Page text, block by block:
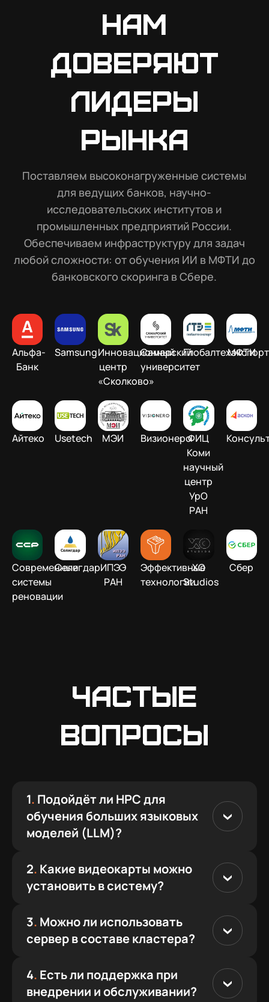
Нам
доверяют
лидеры
рынка
Поставляем высоконагруженные системы
для ведущих банков, научно-
исследовательских институтов и
промышленных предприятий России.
Обеспечиваем инфраструктуру для задач
любой сложности: от обучения ИИ в МФТИ до
банковского скоринга в Сбере.
Альфа-
Банк
SamsungИнновационный
центр
«Сколково»
Самарский
университет
Глобалтехэкспорт
МФТИ
Айтеко Usetech МЭИ ВизионероФИЦ
Коми
научный
центр
УрО
РАН
Современные
системы
реновации
СелигдарИПЭЭ
РАН
Эффективные
технологии
XO
Studios
Сбер
Частые
вопросы
1. Подойдёт ли HPC для
обучения больших языковых
моделей (LLM)?
2. Какие видеокарты можно
установить в систему?
3. Можно ли использовать
сервер в составе кластера?
4. Есть ли поддержка при
внедрении и обслуживании?